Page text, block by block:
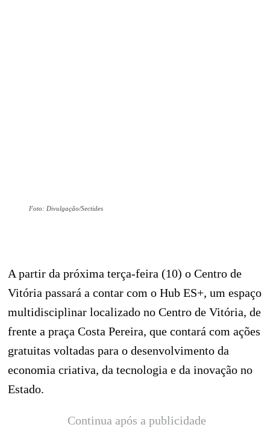
Foto: Divulgação/Sectides
A partir da próxima terça-feira (10) o Centro de
Vitória passará a contar com o Hub ES+, um espaço
multidisciplinar localizado no Centro de Vitória, de
frente a praça Costa Pereira, que contará com ações
gratuitas voltadas para o desenvolvimento da
economia criativa, da tecnologia e da inovação no
Estado.
Continua após a publicidade